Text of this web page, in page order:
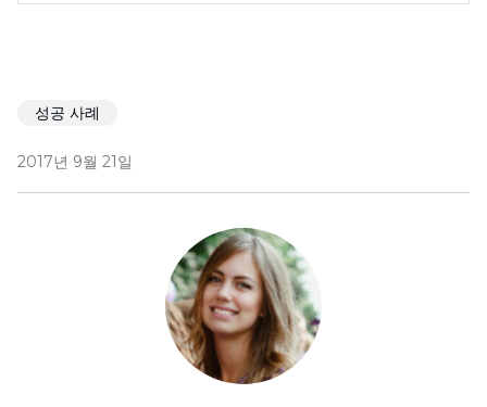
성공 사례
2017년 9월 21일